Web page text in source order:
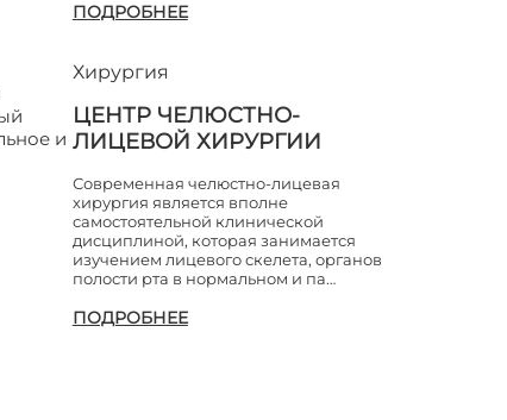
и
ПОДРОБНЕЕ
Хирургия
ЦЕНТР ЧЕЛЮСТНО-
ЛИЦЕВОЙ ХИРУРГИИ
Современная челюстно-лицевая
хирургия является вполне
самостоятельной клинической
дисциплиной, которая занимается
изучением лицевого скелета, органов
полости рта в нормальном и па…
ПОДРОБНЕЕ